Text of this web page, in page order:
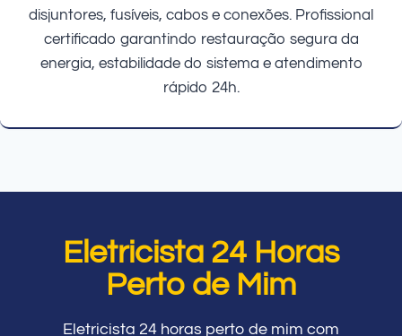
disjuntores, fusíveis, cabos e conexões. Profissional
certificado garantindo restauração segura da
energia, estabilidade do sistema e atendimento
rápido 24h.
Eletricista 24 Horas
Perto de Mim
Eletricista 24 horas perto de mim com